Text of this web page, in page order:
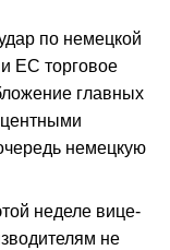
по немецкой
ЕС торговое
главных
немецкую
неделе вице-
не